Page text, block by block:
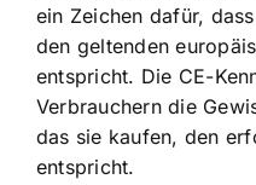
ein Zeichen dafür,
den geltenden
entspricht. Die CE-
Verbrauchern die
das sie kaufen, den
entspricht.